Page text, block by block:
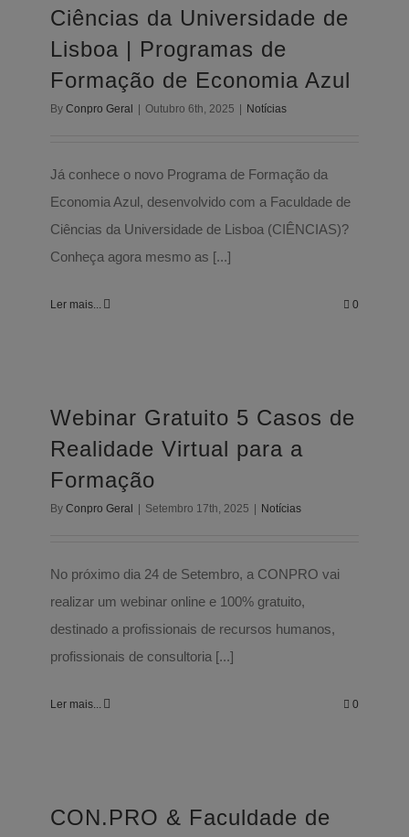
Ciências da Universidade de
Lisboa | Programas de
Formação de Economia Azul
By Conpro Geral Outubro 6th, 2025 Notícias
Já conhece o novo Programa de Formação da
Economia Azul, desenvolvido com a Faculdade de
Ciências da Universidade de Lisboa (CIÊNCIAS)?
Conheça agora mesmo as [...]
Ler mais... 0
Notícias
Webinar Gratuito 5 Casos de
Realidade Virtual para a
Formação
By Conpro Geral Setembro 17th, 2025 Notícias
No próximo dia 24 de Setembro, a CONPRO vai
realizar um webinar online e 100% gratuito,
destinado a profissionais de recursos humanos,
profissionais de consultoria [...]
Ler mais... 0
de Formação de Economia Circular
CON.PRO & Faculdade de